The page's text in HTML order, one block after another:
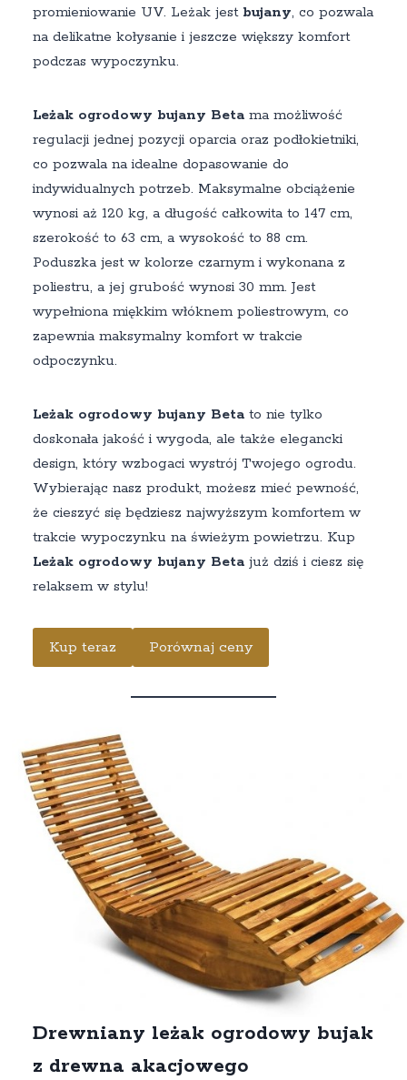
promieniowanie UV. Leżak jest bujany, co pozwala
na delikatne kołysanie i jeszcze większy komfort
podczas wypoczynku.
Leżak ogrodowy bujany Betama możliwość
regulacji jednej pozycji oparcia oraz podłokietniki,
co pozwala na idealne dopasowanie do
indywidualnych potrzeb. Maksymalne obciążenie
wynosi aż 120 kg, a długość całkowita to 147 cm,
szerokość to 63 cm, a wysokość to 88 cm.
Poduszka jest w kolorze czarnym i wykonana z
poliestru, a jej grubość wynosi 30 mm. Jest
wypełniona miękkim włóknem poliestrowym, co
zapewnia maksymalny komfort w trakcie
odpoczynku.
Leżak ogrodowy bujany Betato nie tylko
doskonała jakość i wygoda, ale także elegancki
design, który wzbogaci wystrój Twojego ogrodu.
Wybierając nasz produkt, możesz mieć pewność,
że cieszyć się będziesz najwyższym komfortem w
trakcie wypoczynku na świeżym powietrzu. Kup
Leżak ogrodowy bujany Betajuż dziś i ciesz się
relaksem w stylu!
Kup teraz Porównaj ceny
Drewniany leżak ogrodowy bujak
z drewna akacjowego